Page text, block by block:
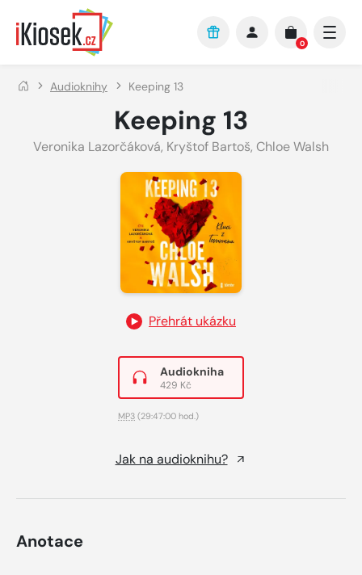
Přejít na hlavní obsah
0
Audioknihy Keeping 13
Keeping 13
Veronika Lazorčáková, Kryštof Bartoš, Chloe Walsh
Přehrát ukázku
Audiokniha
429 Kč
MP3 (29:47:00 hod.)
Jak na audioknihu?
Anotace